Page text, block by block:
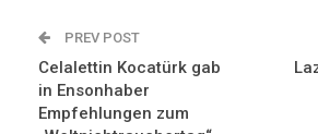
PREV POST
Celalettin Kocatürk gab
in Ensonhaber
Empfehlungen zum